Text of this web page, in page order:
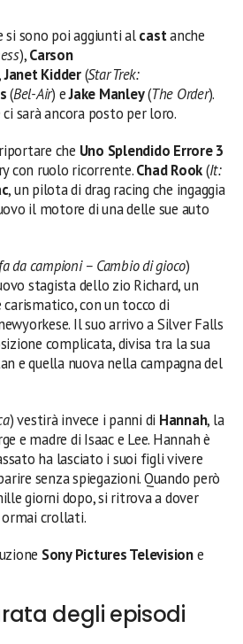
si sono poi aggiunti alcastanche
),Carson
Janet Kidder(Star Trek:
(Bel-Air) eJake Manley(The Order).
sarà ancora posto per loro.
che Uno Splendido Errore 3
con ruolo ricorrente.Chad Rook(It:
, un pilota di drag racing che ingaggia
il motore di una delle sue auto
da campioni – Cambio di gioco)
stagista dello zio Richard, un
con un tocco di
Il suo arrivo a Silver Falls
complicata, divisa tra la sua
e quella nuova nella campagna del
) vestirà invece i panni di Hannah, la
e madre di Isaac e Lee. Hannah è
ha lasciato i suoi figli vivere
senza spiegazioni. Quando però
giorni dopo, si ritrova a dover
crollati.
Sony Pictures Televisione
degli episodi